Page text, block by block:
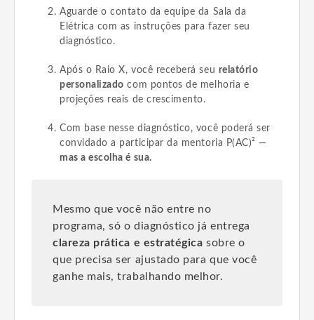
Aguarde o contato da equipe da Sala da
Elétrica com as instruções para fazer seu
diagnóstico.
Após o Raio X, você receberá seu relatório
personalizado com pontos de melhoria e
projeções reais de crescimento.
Com base nesse diagnóstico, você poderá ser
convidado a participar da mentoria P(AC)² —
mas a escolha é sua.
Mesmo que você não entre no
programa, só o diagnóstico já entrega
clareza prática e estratégica sobre o
que precisa ser ajustado para que você
ganhe mais, trabalhando melhor.